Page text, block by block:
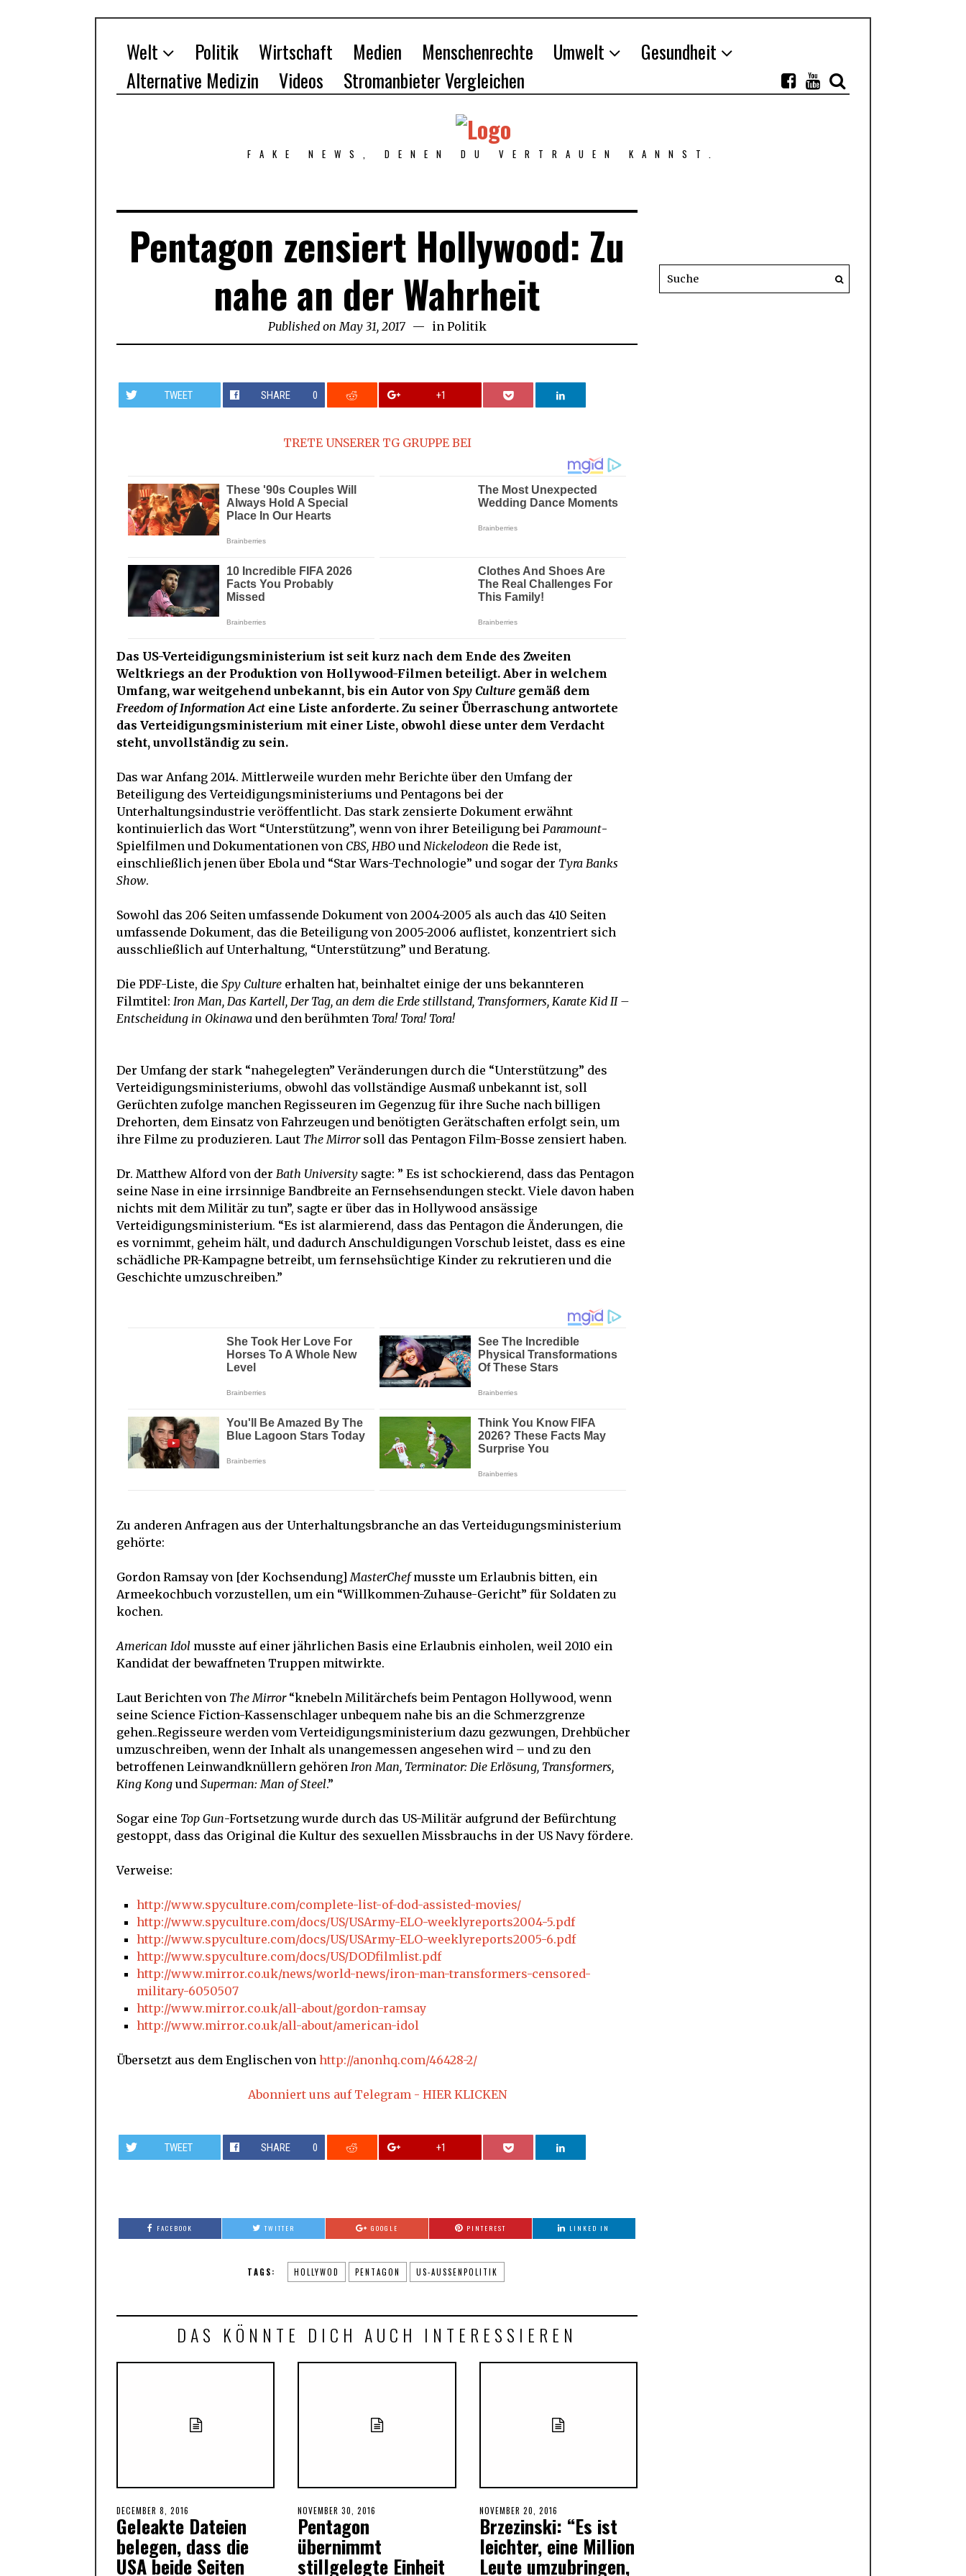
Welt Politik Wirtschaft Medien Menschenrechte Umwelt
Gesundheit
Alternative Medizin
Videos Stromanbieter Vergleichen
FAKE NEWS, DENEN DU VERTRAUEN KANNST.
Pentagon zensiert Hollywood: Zu
nahe an der Wahrheit
Published on May 31, 2017 in Politik
TWEET SHARE 0 +1
TRETE UNSERER TG GRUPPE BEI
Das US-Verteidigungsministerium ist seit kurz nach dem Ende des Zweiten
Weltkriegs an der Produktion von Hollywood-Filmen beteiligt. Aber in welchem
Umfang, war weitgehend unbekannt, bis ein Autor von Spy Culture gemäß dem
Freedom of Information Act eine Liste anforderte. Zu seiner Überraschung antwortete
das Verteidigungsministerium mit einer Liste, obwohl diese unter dem Verdacht
steht, unvollständig zu sein.
Das war Anfang 2014. Mittlerweile wurden mehr Berichte über den Umfang der
Beteiligung des Verteidigungsministeriums und Pentagons bei der
Unterhaltungsindustrie veröffentlicht. Das stark zensierte Dokument erwähnt
kontinuierlich das Wort “Unterstützung”, wenn von ihrer Beteiligung bei Paramount-
Spielfilmen und Dokumentationen von CBS, HBO und Nickelodeon die Rede ist,
einschließlich jenen über Ebola und “Star Wars-Technologie” und sogar der Tyra Banks
Show.
Sowohl das 206 Seiten umfassende Dokument von 2004-2005 als auch das 410 Seiten
umfassende Dokument, das die Beteiligung von 2005-2006 auflistet, konzentriert sich
ausschließlich auf Unterhaltung, “Unterstützung” und Beratung.
Die PDF-Liste, die Spy Culture erhalten hat, beinhaltet einige der uns bekannteren
Filmtitel: Iron Man, Das Kartell, Der Tag, an dem die Erde stillstand, Transformers, Karate Kid II –
Entscheidung in Okinawa und den berühmten Tora! Tora! Tora!
Der Umfang der stark “nahegelegten” Veränderungen durch die “Unterstützung” des
Verteidigungsministeriums, obwohl das vollständige Ausmaß unbekannt ist, soll
Gerüchten zufolge manchen Regisseuren im Gegenzug für ihre Suche nach billigen
Drehorten, dem Einsatz von Fahrzeugen und benötigten Gerätschaften erfolgt sein, um
ihre Filme zu produzieren. Laut The Mirrorsoll das Pentagon Film-Bosse zensiert haben.
Dr. Matthew Alford von der Bath University sagte: ” Es ist schockierend, dass das Pentagon
seine Nase in eine irrsinnige Bandbreite an Fernsehsendungen steckt. Viele davon haben
nichts mit dem Militär zu tun”, sagte er über das in Hollywood ansässige
Verteidigungsministerium. “Es ist alarmierend, dass das Pentagon die Änderungen, die
es vornimmt, geheim hält, und dadurch Anschuldigungen Vorschub leistet, dass es eine
schädliche PR-Kampagne betreibt, um fernsehsüchtige Kinder zu rekrutieren und die
Geschichte umzuschreiben.”
Zu anderen Anfragen aus der Unterhaltungsbranche an das Verteidugungsministerium
gehörte:
Gordon Ramsay von [der Kochsendung]MasterChefmusste um Erlaubnis bitten, ein
Armeekochbuch vorzustellen, um ein “Willkommen-Zuhause-Gericht” für Soldaten zu
kochen.
American Idol musste auf einer jährlichen Basis eine Erlaubnis einholen, weil 2010 ein
Kandidat der bewaffneten Truppen mitwirkte.
Laut Berichten von The Mirror“knebeln Militärchefs beim Pentagon Hollywood, wenn
seine Science Fiction-Kassenschlager unbequem nahe bis an die Schmerzgrenze
gehen..Regisseure werden vom Verteidigungsministerium dazu gezwungen, Drehbücher
umzuschreiben, wenn der Inhalt als unangemessen angesehen wird – und zu den
betroffenen Leinwandknüllern gehören Iron Man, Terminator: Die Erlösung, Transformers,
King Kong und Superman: Man of Steel.”
Sogar eine Top Gun-Fortsetzung wurde durch das US-Militär aufgrund der Befürchtung
gestoppt, dass das Original die Kultur des sexuellen Missbrauchs in der US Navy fördere.
Verweise:
http://www.spyculture.com/complete-list-of-dod-assisted-movies/
http://www.spyculture.com/docs/US/USArmy-ELO-weeklyreports2004-5.pdf
http://www.spyculture.com/docs/US/USArmy-ELO-weeklyreports2005-6.pdf
http://www.spyculture.com/docs/US/DODfilmlist.pdf
http://www.mirror.co.uk/news/world-news/iron-man-transformers-censored-
military-6050507
http://www.mirror.co.uk/all-about/gordon-ramsay
http://www.mirror.co.uk/all-about/american-idol
Übersetzt aus dem Englischen von http://anonhq.com/46428-2/
Abonniert uns auf Telegram - HIER KLICKEN
TWEET SHARE 0 +1
FACEBOOK TWITTER GOOGLE PINTEREST LINKED IN
TAGS: HOLLYWOD PENTAGON US-AUSSENPOLITIK
DAS KÖNNTE DICH AUCH INTERESSIEREN
POSTED
ON
DECEMBER 8, 2016
Geleakte Dateien
belegen, dass die
USA beide Seiten
POSTED
ON
NOVEMBER 30, 2016
Pentagon
übernimmt
stillgelegte Einheit
POSTED
ON
NOVEMBER 20, 2016
Brzezinski: “Es ist
leichter, eine Million
Leute umzubringen,